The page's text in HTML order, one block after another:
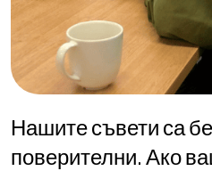
Нашите съвети са
поверителни. Ако